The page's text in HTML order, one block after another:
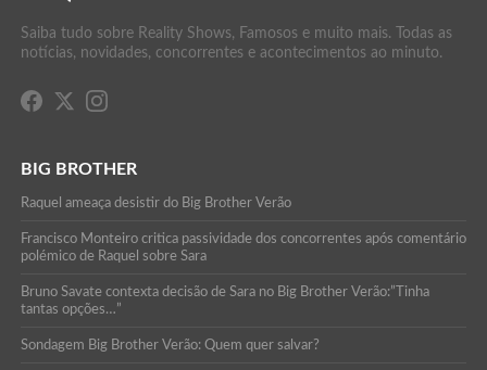
Saiba tudo sobre Reality Shows, Famosos e muito mais. Todas as
notícias, novidades, concorrentes e acontecimentos ao minuto.
BIG BROTHER
Raquel ameaça desistir do Big Brother Verão
Francisco Monteiro critica passividade dos concorrentes após comentário
polémico de Raquel sobre Sara
Bruno Savate contexta decisão de Sara no Big Brother Verão:”Tinha
tantas opções…”
Sondagem Big Brother Verão: Quem quer salvar?